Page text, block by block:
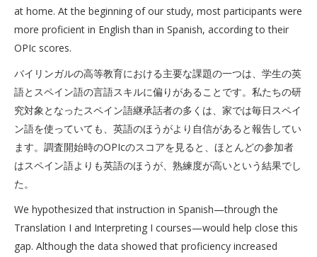
at home. At the beginning of our study, most participants were
more proficient in English than in Spanish, according to their
OPIc scores.
バイリンガルの高等教育における主要な課題の一つは、学生の英
語とスペイン語の言語スキルに偏りがあることです。私たちの研
究対象となったスペイン語継承話者の多くは、家では毎日スペイ
ン語を使っていても、英語のほうがより自信があると報告してい
ます。調査開始時のOPIcのスコアを見ると、ほとんどの参加者
はスペイン語よりも英語のほうが、熟練度が高いという結果でし
た。
We hypothesized that instruction in Spanish—through the
Translation I and Interpreting I courses—would help close this
gap. Although the data showed that proficiency increased